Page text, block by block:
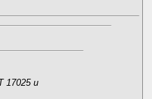
17025 и